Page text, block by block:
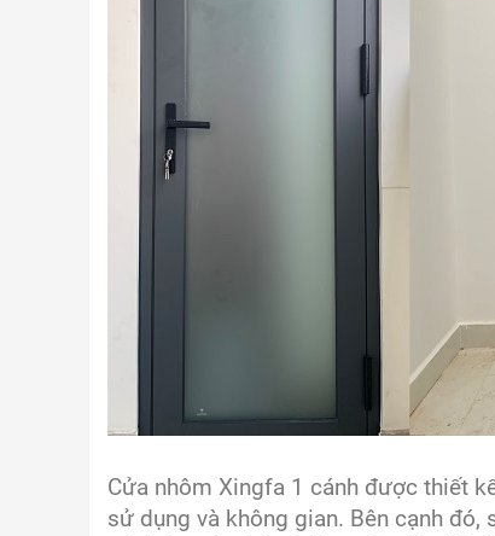
Cửa nhôm Xingfa 1 cánh được thiết
sử dụng và không gian. Bên cạnh đó,